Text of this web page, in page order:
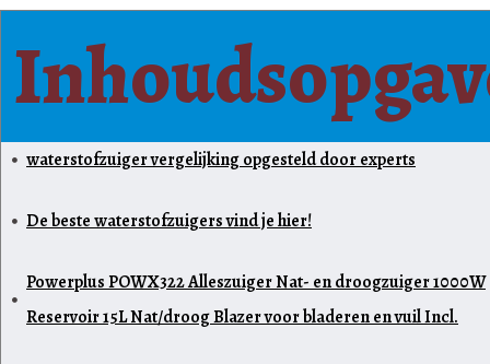
waterstofzuiger vergelijking opgesteld door experts
De beste waterstofzuigers vind je hier!
Powerplus POWX322 Alleszuiger Nat- en droogzuiger 1000W
Reservoir 15L Nat/droog Blazer voor bladeren en vuil Incl.